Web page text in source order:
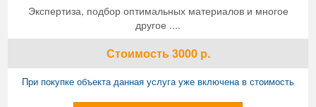
Экспертиза, подбор оптимальных материалов и многое
другое ....
Стоимость3000р.
При покупке объекта данная услуга уже включена в стоимость